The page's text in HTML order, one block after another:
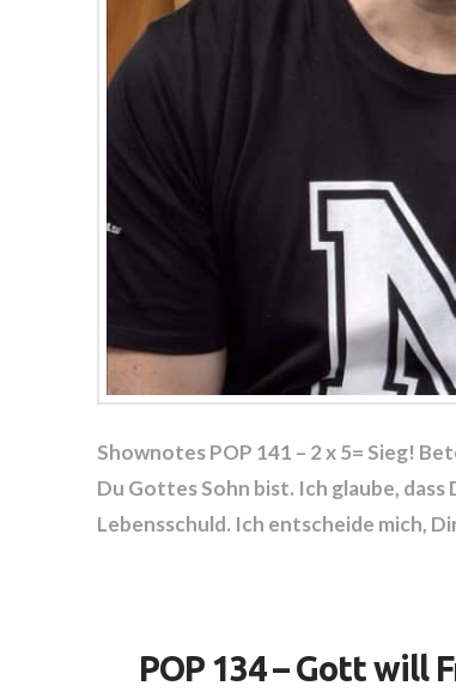
Shownotes POP 141 – 2 x 5= Sieg!
Du Gottes Sohn bist. Ich glaube,
Lebensschuld. Ich entscheide mich,
POP 134 – Gott will